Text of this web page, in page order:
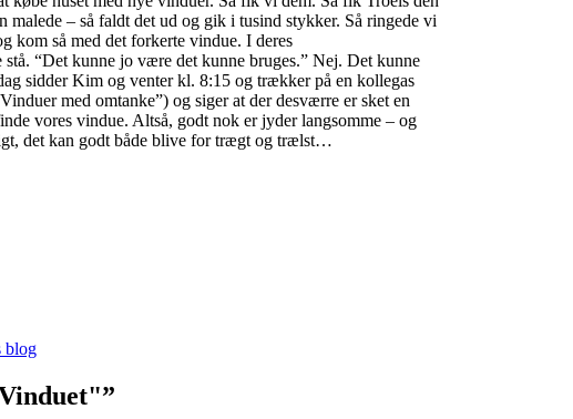
malede – så faldt det ud og gik i tusind stykker. Så ringede vi
kom så med det forkerte vindue. I deres
“Det kunne jo være det kunne bruges.” Nej. Det kunne
sidder Kim og venter kl. 8:15 og trækker på en kollegas
med omtanke”) og siger at der desværre er sket en
vores vindue. Altså, godt nok er jyder langsomme – og
det kan godt både blive for trægt og trælst…
blog